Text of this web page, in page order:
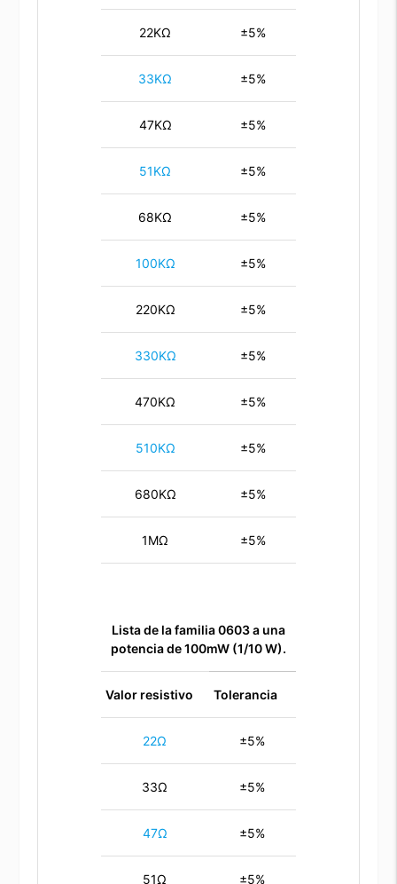
22KΩ ±5%
33KΩ ±5%
47KΩ ±5%
51KΩ ±5%
68KΩ ±5%
100KΩ ±5%
220KΩ ±5%
330KΩ ±5%
470KΩ ±5%
510KΩ ±5%
680KΩ ±5%
1MΩ ±5%
Lista de la familia 0603 a una
potencia de 100mW (1/10 W).
Valor resistivo Tolerancia
22Ω ±5%
33Ω ±5%
47Ω ±5%
51Ω ±5%